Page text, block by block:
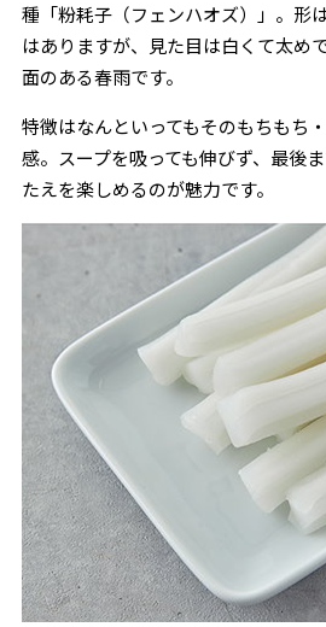
種「粉耗子（フェンハオズ）」。形
はありますが、見た目は白くて太め
面のある春雨です。
特徴はなんといってもそのもちもち
感。スープを吸っても伸びず、最後
たえを楽しめるのが魅力です。